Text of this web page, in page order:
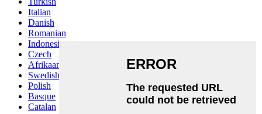
Italian
Danish
Romanian
Indonesian
Czech
Afrikaans
Swedish
Polish
Basque
Catalan